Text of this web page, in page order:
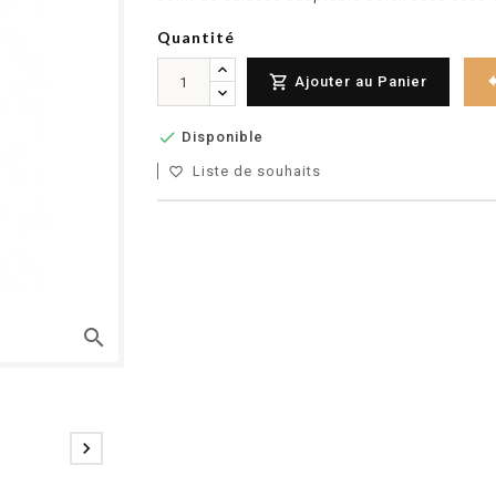
search

Quantité
 Ajouter au Panier
 Disponible
favorite_border Liste de souhaits